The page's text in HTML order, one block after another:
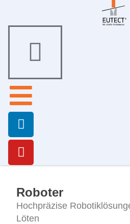
Roboter
Hochpräzise
Löten